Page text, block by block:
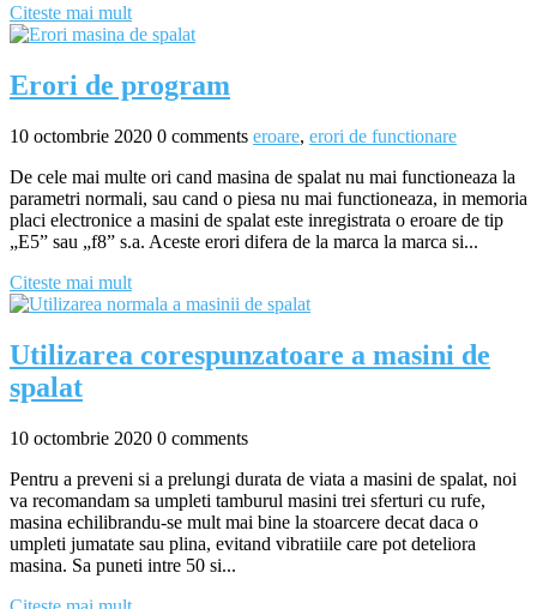
Citeste mai mult
Erori de program
10 octombrie 2020 0 comments eroare, erori de functionare
De cele mai multe ori cand masina de spalat nu mai functioneaza la
parametri normali, sau cand o piesa nu mai functioneaza, in memoria
placi electronice a masini de spalat este inregistrata o eroare de tip
„E5” sau „f8” s.a. Aceste erori difera de la marca la marca si...
Citeste mai mult
Utilizarea corespunzatoare a masini de
spalat
10 octombrie 2020 0 comments
Pentru a preveni si a prelungi durata de viata a masini de spalat, noi
va recomandam sa umpleti tamburul masini trei sferturi cu rufe,
masina echilibrandu-se mult mai bine la stoarcere decat daca o
umpleti jumatate sau plina, evitand vibratiile care pot deteliora
masina. Sa puneti intre 50 si...